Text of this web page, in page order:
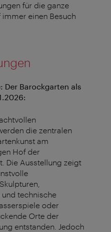
für die ganze
einen Besuch
Der Barockgarten als
die zentralen
am
Hof der
Die Ausstellung zeigt
technische
oder
Orte der
entstanden. Jedoch